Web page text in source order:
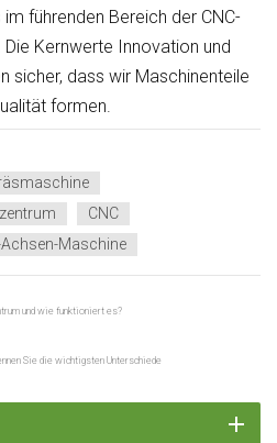
führenden Bereich der CNC-
Kernwerte Innovation und
sicher, dass wir Maschinenteile
formen.
CNC
Achsen-Maschine
und wie funktioniert es?
Sie die wichtigsten Unterschiede